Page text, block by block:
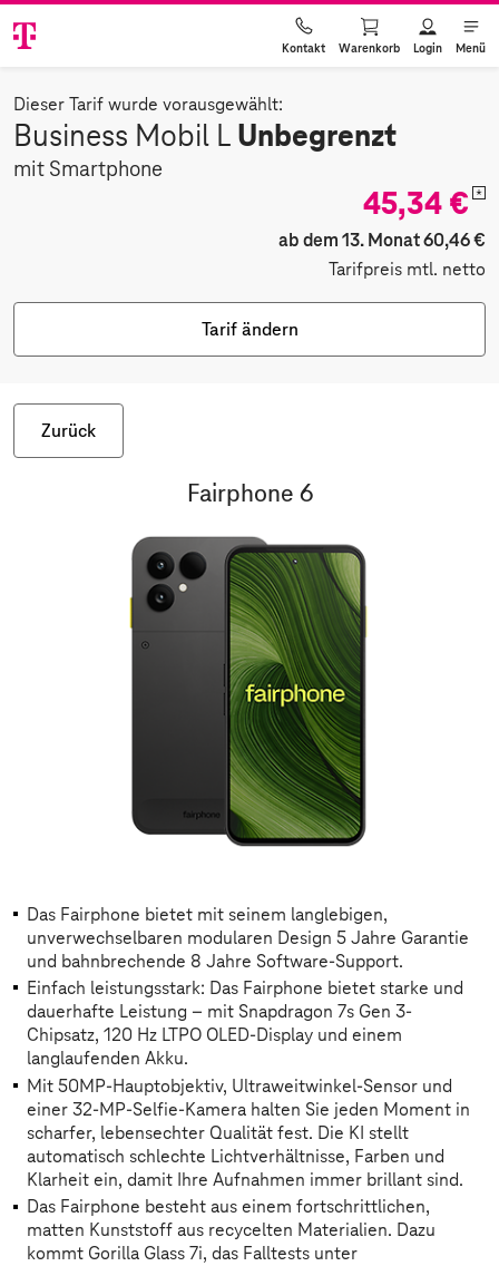
Kontakt Warenkorb Login Menü
Dieser Tarif wurde vorausgewählt:
Business Mobil L Unbegrenzt
mit Smartphone
45,34 € *
ab dem 13. Monat 60,46 €
Tarifpreis mtl. netto
Tarif ändern
Zurück
Fairphone 6
Das Fairphone bietet mit seinem langlebigen,
unverwechselbaren modularen Design 5 Jahre Garantie
und bahnbrechende 8 Jahre Software-Support.
Einfach leistungsstark: Das Fairphone bietet starke und
dauerhafte Leistung – mit Snapdragon 7s Gen 3-
Chipsatz, 120 Hz LTPO OLED-Display und einem
langlaufenden Akku.
Mit 50MP-Hauptobjektiv, Ultraweitwinkel-Sensor und
einer 32-MP-Selfie-Kamera halten Sie jeden Moment in
scharfer, lebensechter Qualität fest. Die KI stellt
automatisch schlechte Lichtverhältnisse, Farben und
Klarheit ein, damit Ihre Aufnahmen immer brillant sind.
Das Fairphone besteht aus einem fortschrittlichen,
matten Kunststoff aus recycelten Materialien. Dazu
kommt Gorilla Glass 7i, das Falltests unter